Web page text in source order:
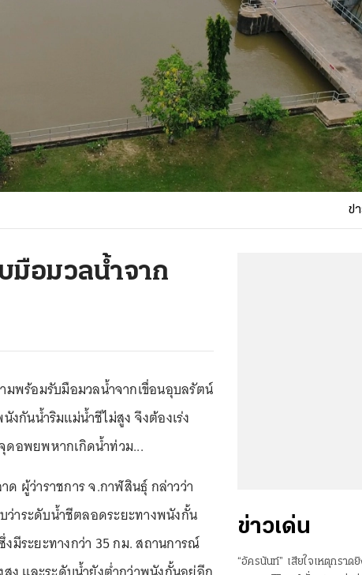
ข่
มือมวลน้ำจาก
พร้อมรับมือมวลน้ำจากเขื่อนอุบลรัตน์
กันน้ำริมแม่น้ำชีไม่สูง จึงต้องเร่ง
จุดอพยพหากเกิดน้ำท่วม...
ด ผู้ว่าราชการ จ.กาฬสินธุ์ กล่าวว่า
าระดับน้ำชีตลอดระยะทางพนังกั้น
มีระยะทางกว่า 35 กม. สถานการณ์
ข่าวเด่น
“อัครนันท์” เสียใจเหตุกราดยิ